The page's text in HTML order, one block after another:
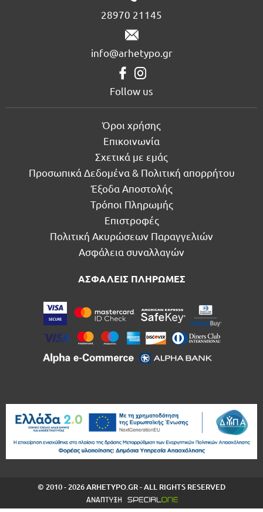
28970 21145
info@arhetypo.gr
Follow us
Όροι χρήσης
Επικοινωνία
Σχετικά με εμάς
Προσωπικά Δεδομένα & Πολιτική απορρήτου
Έξοδα Αποστολής
Τρόποι Πληρωμής
Επιστροφές
Πολιτική Ακυρώσεων Παραγγελιών
Ασφάλεια συναλλαγών
ΑΣΦΑΛΕΙΣ ΠΛΗΡΩΜΕΣ
© 2010 - 2026 ARHETYPO.GR - ALL RIGHTS RESERVED